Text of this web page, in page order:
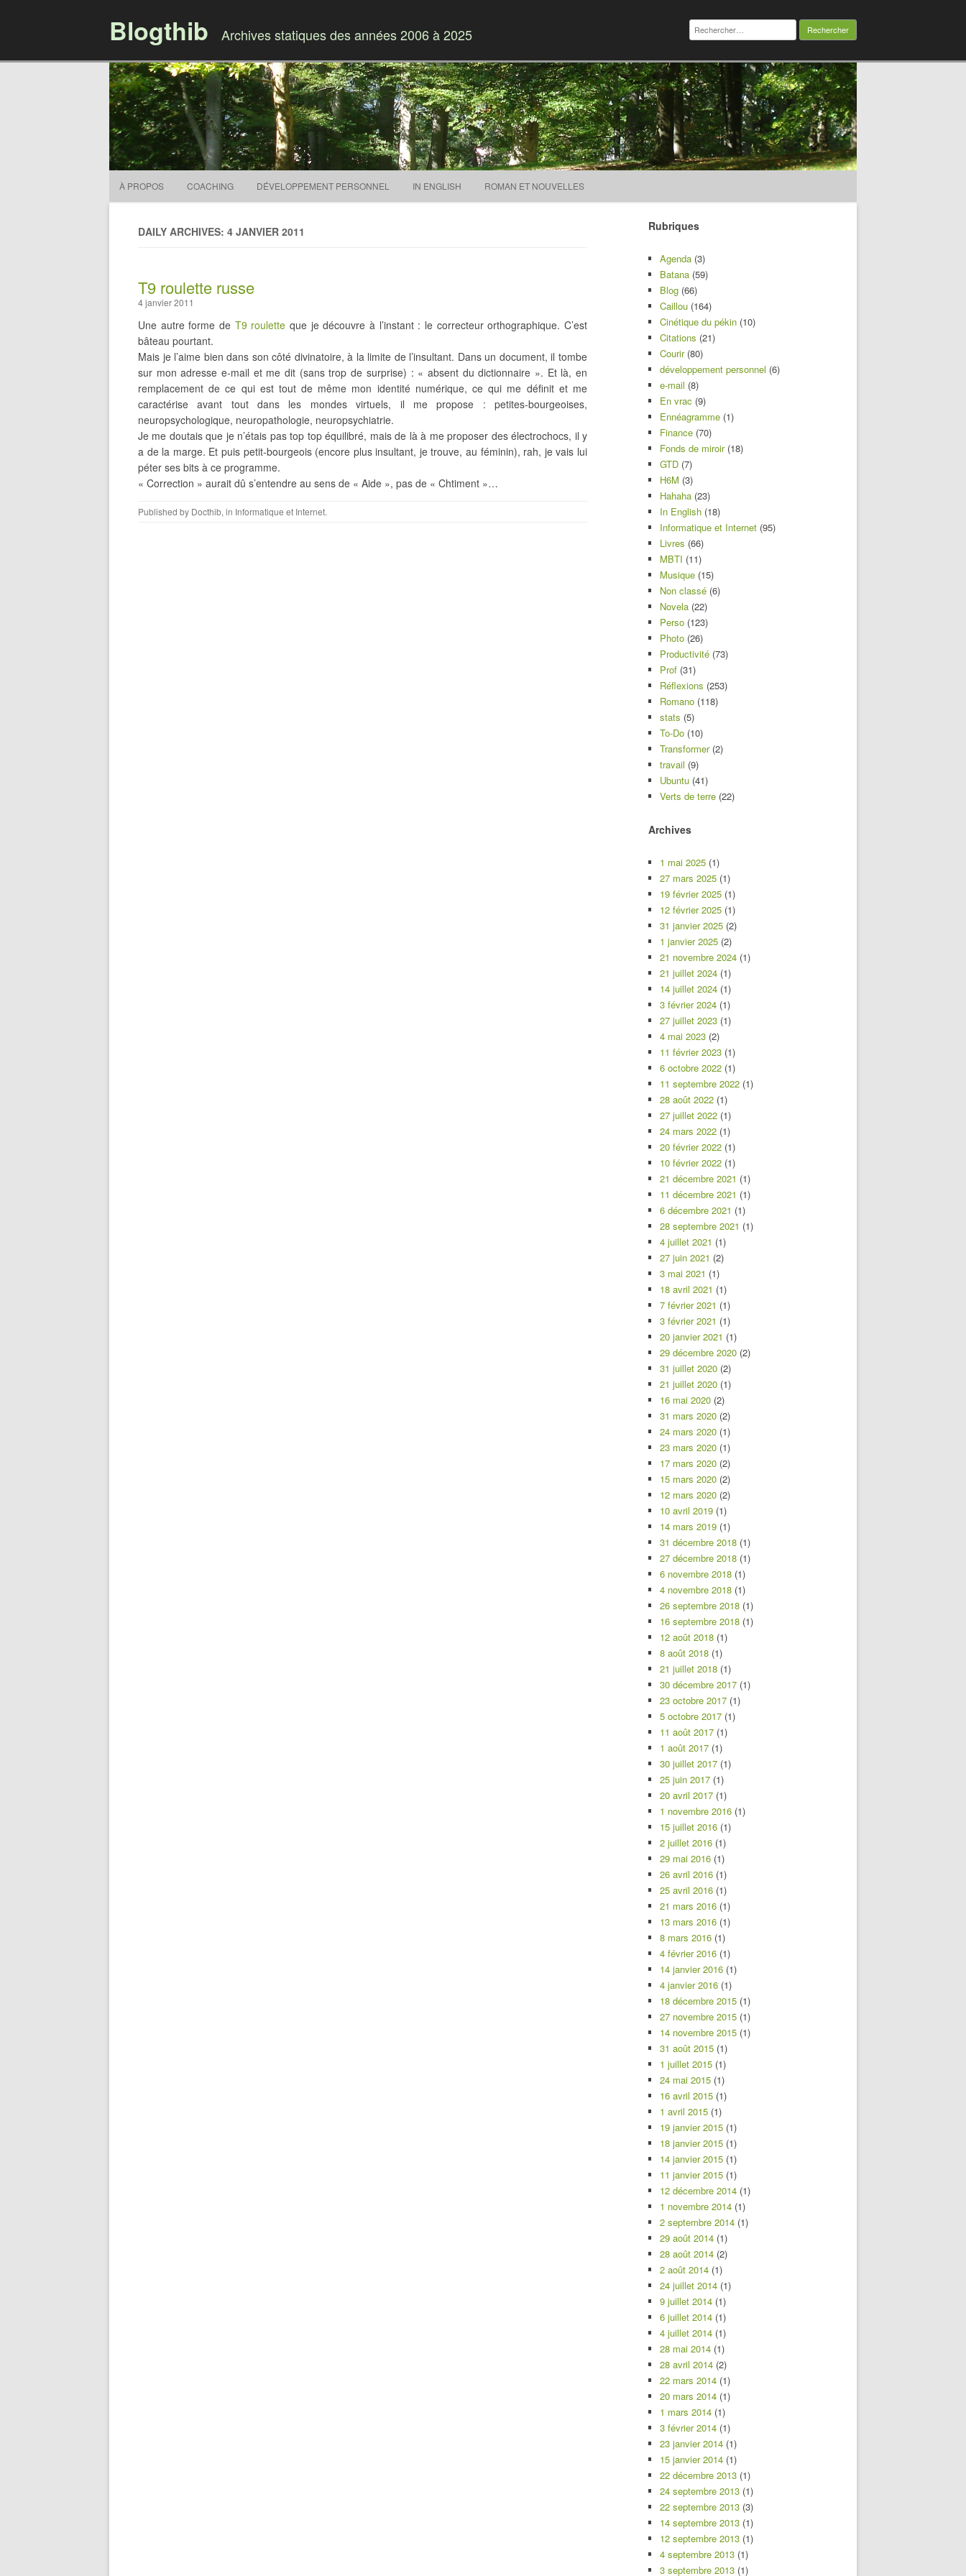
Blogthib Archives statiques des années 2006 à 2025
Rechercher :
À PROPOS COACHING DÉVELOPPEMENT PERSONNEL IN ENGLISH ROMAN ET NOUVELLES
DAILY ARCHIVES: 4 JANVIER 2011
T9 roulette russe
4 janvier 2011
Une autre forme de T9 roulette que je découvre à l’instant : le correcteur orthographique. C’est
bâteau pourtant.
Mais je l’aime bien dans son côté divinatoire, à la limite de l’insultant. Dans un document, il tombe
sur mon adresse e-mail et me dit (sans trop de surprise) : « absent du dictionnaire ». Et là, en
remplacement de ce qui est tout de même mon identité numérique, ce qui me définit et me
caractérise avant tout dans les mondes virtuels, il me propose : petites-bourgeoises,
neuropsychologique, neuropathologie, neuropsychiatrie.
Je me doutais que je n’étais pas top top équilibré, mais de là à me proposer des électrochocs, il y
a de la marge. Et puis petit-bourgeois (encore plus insultant, je trouve, au féminin), rah, je vais lui
péter ses bits à ce programme.
« Correction » aurait dû s’entendre au sens de « Aide », pas de « Chtiment »…
Published by Docthib, in Informatique et Internet.
Rubriques
Agenda (3)
Batana (59)
Blog (66)
Caillou (164)
Cinétique du pékin (10)
Citations (21)
Courir(80)
développement personnel (6)
e-mail (8)
En vrac (9)
Ennéagramme (1)
Finance (70)
Fonds de miroir(18)
GTD (7)
H6M (3)
Hahaha (23)
In English (18)
Informatique et Internet (95)
Livres (66)
MBTI (11)
Musique (15)
Non classé (6)
Novela (22)
Perso (123)
Photo (26)
Productivité (73)
Prof (31)
Réflexions (253)
Romano (118)
stats (5)
To-Do (10)
Transformer(2)
travail (9)
Ubuntu (41)
Verts de terre (22)
Archives
1 mai 2025 (1)
27 mars 2025 (1)
19 février 2025 (1)
12 février 2025 (1)
31 janvier 2025 (2)
1 janvier 2025 (2)
21 novembre 2024 (1)
21 juillet 2024 (1)
14 juillet 2024 (1)
3 février 2024 (1)
27 juillet 2023 (1)
4 mai 2023 (2)
11 février 2023 (1)
6 octobre 2022 (1)
11 septembre 2022 (1)
28 août 2022 (1)
27 juillet 2022 (1)
24 mars 2022 (1)
20 février 2022 (1)
10 février 2022 (1)
21 décembre 2021 (1)
11 décembre 2021 (1)
6 décembre 2021 (1)
28 septembre 2021 (1)
4 juillet 2021 (1)
27 juin 2021 (2)
3 mai 2021 (1)
18 avril 2021 (1)
7 février 2021 (1)
3 février 2021 (1)
20 janvier 2021 (1)
29 décembre 2020 (2)
31 juillet 2020 (2)
21 juillet 2020 (1)
16 mai 2020 (2)
31 mars 2020 (2)
24 mars 2020 (1)
23 mars 2020 (1)
17 mars 2020 (2)
15 mars 2020 (2)
12 mars 2020 (2)
10 avril 2019 (1)
14 mars 2019 (1)
31 décembre 2018 (1)
27 décembre 2018 (1)
6 novembre 2018 (1)
4 novembre 2018 (1)
26 septembre 2018 (1)
16 septembre 2018 (1)
12 août 2018 (1)
8 août 2018 (1)
21 juillet 2018 (1)
30 décembre 2017 (1)
23 octobre 2017 (1)
5 octobre 2017 (1)
11 août 2017 (1)
1 août 2017 (1)
30 juillet 2017 (1)
25 juin 2017 (1)
20 avril 2017 (1)
1 novembre 2016 (1)
15 juillet 2016 (1)
2 juillet 2016 (1)
29 mai 2016 (1)
26 avril 2016 (1)
25 avril 2016 (1)
21 mars 2016 (1)
13 mars 2016 (1)
8 mars 2016 (1)
4 février 2016 (1)
14 janvier 2016 (1)
4 janvier 2016 (1)
18 décembre 2015 (1)
27 novembre 2015 (1)
14 novembre 2015 (1)
31 août 2015 (1)
1 juillet 2015 (1)
24 mai 2015 (1)
16 avril 2015 (1)
1 avril 2015 (1)
19 janvier 2015 (1)
18 janvier 2015 (1)
14 janvier 2015 (1)
11 janvier 2015 (1)
12 décembre 2014 (1)
1 novembre 2014 (1)
2 septembre 2014 (1)
29 août 2014 (1)
28 août 2014 (2)
2 août 2014 (1)
24 juillet 2014 (1)
9 juillet 2014 (1)
6 juillet 2014 (1)
4 juillet 2014 (1)
28 mai 2014 (1)
28 avril 2014 (2)
22 mars 2014 (1)
20 mars 2014 (1)
1 mars 2014 (1)
3 février 2014 (1)
23 janvier 2014 (1)
15 janvier 2014 (1)
22 décembre 2013 (1)
24 septembre 2013 (1)
22 septembre 2013 (3)
14 septembre 2013 (1)
12 septembre 2013 (1)
4 septembre 2013 (1)
3 septembre 2013 (1)